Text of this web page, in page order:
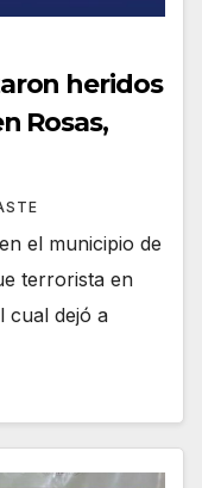
heridos
Rosas,
el municipio de
terrorista en
cual dejó a